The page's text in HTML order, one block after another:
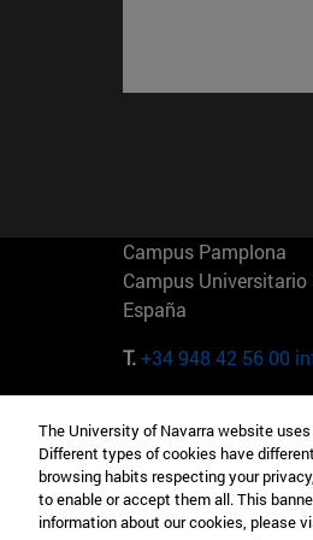
Campus Pamplona
Campus
España
T.+34 948 42 56 00
Camino del Cerro
Madrid España
T.+34 912 11 30 00
The University of Navarra website
Different types of cookies have
browsing habits respecting your
to enable or accept them all. This
information about our cookies, please